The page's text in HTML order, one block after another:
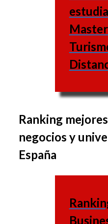
El conjunto
de la
también.
Ranking
negocios y
España